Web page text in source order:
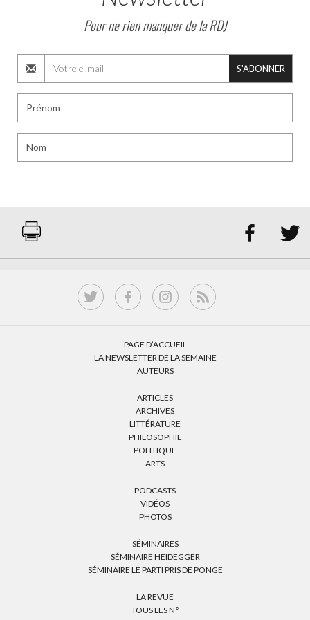
Pour ne rien manquer de la RDJ
S'ABONNER
Prénom
Nom
 
PAGE D’ACCUEIL
LA NEWSLETTER DE LA SEMAINE
AUTEURS
ARTICLES
ARCHIVES
LITTÉRATURE
PHILOSOPHIE
POLITIQUE
ARTS
PODCASTS
VIDÉOS
PHOTOS
SÉMINAIRES
SÉMINAIRE HEIDEGGER
SÉMINAIRE LE PARTI PRIS DE PONGE
LA REVUE
TOUS LES N°